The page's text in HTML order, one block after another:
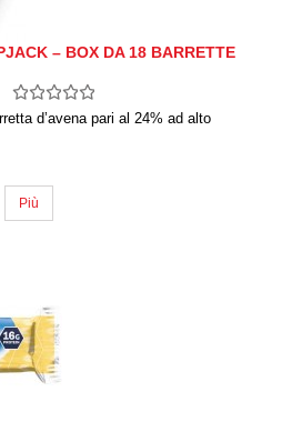
– BOX DA 18 BARRETTE
d’avena pari al 24% ad alto
Più